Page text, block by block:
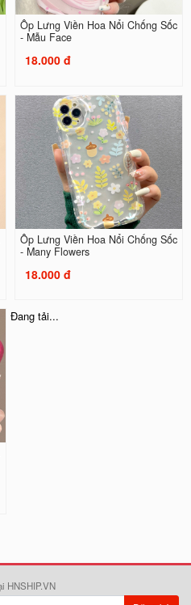
Ốp Lưng Viền Hoa Nổi Chống Sốc
- Mẫu Face
18.000 đ
Ốp Lưng Viền Hoa Nổi Chống Sốc
- Many Flowers
18.000 đ